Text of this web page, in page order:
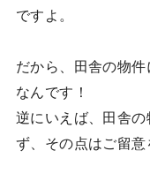
ですよ。
だから、田舎の物
なんです！
逆にいえば、田舎
ず、その点はご留意